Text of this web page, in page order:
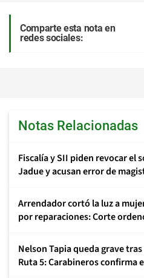
Comparte esta nota en
redes sociales:
Notas Relacionadas
Fiscalía y SII piden revocar el
Jadue y acusan error de
Arrendador cortó la luz a
por reparaciones: Corte
Nelson Tapia queda grave
Ruta 5: Carabineros confirma